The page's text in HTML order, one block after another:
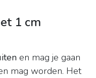
1 cm
en mag je gaan
mag worden. Het